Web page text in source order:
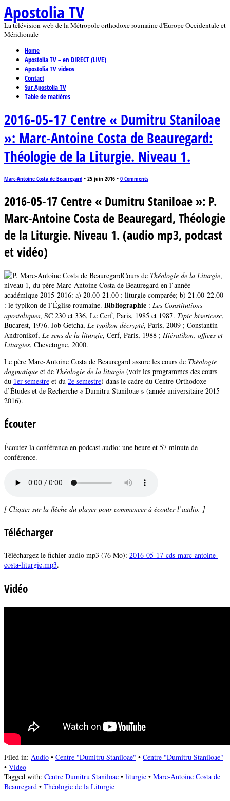
Apostolia TV
La télévision web de la Métropole orthodoxe roumaine d'Europe Occidentale et
Méridionale
Home
Apostolia TV – en DIRECT (LIVE)
Apostolia TV videos
Contact
Sur Apostolia TV
Table de matières
2016-05-17 Centre « Dumitru Staniloae
»: Marc-Antoine Costa de Beauregard:
Théologie de la Liturgie. Niveau 1.
Marc-Antoine Costa de Beauregard • 25 juin 2016 • 0 Comments
2016-05-17 Centre « Dumitru Staniloae »: P.
Marc-Antoine Costa de Beauregard, Théologie
de la Liturgie. Niveau 1. (audio mp3, podcast
et vidéo)
Cours de Théologie de la Liturgie,
niveau 1, du père Marc-Antoine Costa de Beauregard en l’année
académique 2015-2016: a) 20.00-21.00 : liturgie comparée; b) 21.00-22.00
: le typikon de l’Église roumaine. Bibliographie : Les Constitutions
apostoliques, SC 230 et 336, Le Cerf, Paris, 1985 et 1987. Tipic bisericesc,
Bucarest, 1976. Job Getcha, Le typikon décrypté, Paris, 2009 ; Constantin
Andronikof, Le sens de la liturgie, Cerf, Paris, 1988 ; Hiératikon, offices et
Liturgies, Chevetogne, 2000.
Le père Marc-Antoine Costa de Beauregard assure les cours de Théologie
dogmatique et de Théologie de la liturgie (voir les programmes des cours
du 1er semestre et du 2e semestre) dans le cadre du Centre Orthodoxe
d’Études et de Recherche « Dumitru Staniloae » (année universitaire 2015-
2016).
Écouter
Écoutez la conférence en podcast audio: une heure et 57 minute de
conférence.
[ Cliquez sur la flèche du player pour commencer à écouter l’audio. ]
Télécharger
Téléchargez le fichier audio mp3 (76 Mo): 2016-05-17-cds-marc-antoine-
costa-liturgie.mp3.
Vidéo
Filed in: Audio • Centre "Dumitru Staniloae" • Centre "Dumitru Staniloae"
• Video
Tagged with: Centre Dumitru Staniloae • liturgie • Marc-Antoine Costa de
Beauregard • Théologie de la Liturgie